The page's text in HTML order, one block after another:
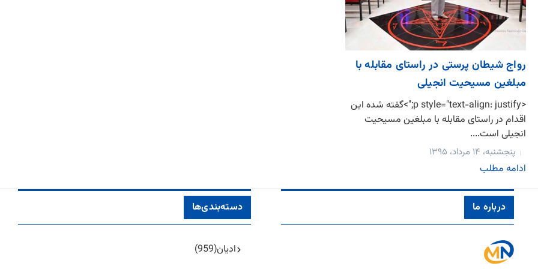
رواج شیطان پرستی در راستای مقابله با
مبلغین مسیحیت انجیلی
<p style="text-align: justify;">گفته شده این
اقدام در راستای مقابله با مبلغین مسیحیت
انجیلی است....
پنجشنبه، ۱۴ مرداد، ۱۳۹۵
ادامه مطلب
درباره ما دسته‌بندی‌ها
ادیان(959)